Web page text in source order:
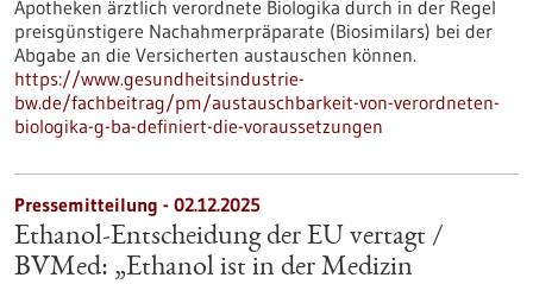
Apotheken ärztlich verordnete Biologika durch in der Regel
preisgünstigere Nachahmerpräparate (Biosimilars) bei der
Abgabe an die Versicherten austauschen können.
https://www.gesundheitsindustrie-
bw.de/fachbeitrag/pm/austauschbarkeit-von-verordneten-
biologika-g-ba-definiert-die-voraussetzungen
Pressemitteilung - 02.12.2025
Ethanol-Entscheidung der EU vertagt /
BVMed: „Ethanol ist in der Medizin